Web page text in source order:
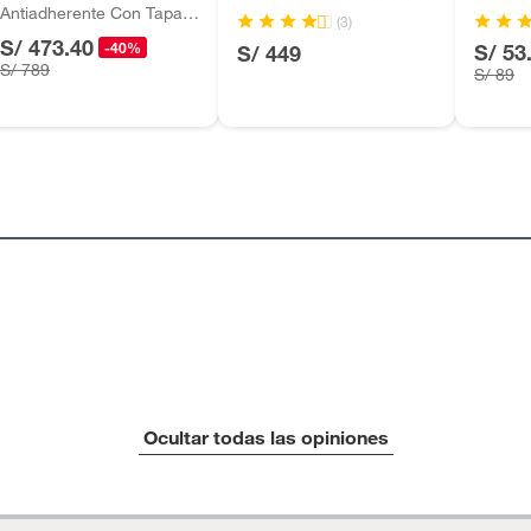
suplementos alimenticios, vitaminas.
Antiadherente Con Tapa
Calphalon
S/ 473.40 -40%
S/ 789
(3)
S/ 449 S/
S/ 89
Ocultar todas las opiniones